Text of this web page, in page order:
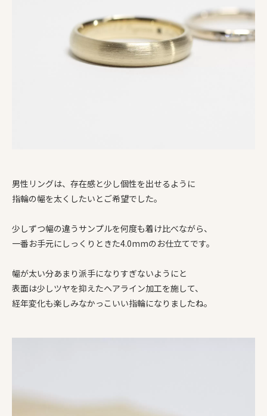
男性リングは、存在感と少し個性を出せるように
指輪の幅を太くしたいとご希望でした。
少しずつ幅の違うサンプルを何度も着け比べながら、
一番お手元にしっくりときた4.0mmのお仕立てです。
幅が太い分あまり派手になりすぎないようにと
表面は少しツヤを抑えたヘアライン加工を施して、
経年変化も楽しみなかっこいい指輪になりましたね。